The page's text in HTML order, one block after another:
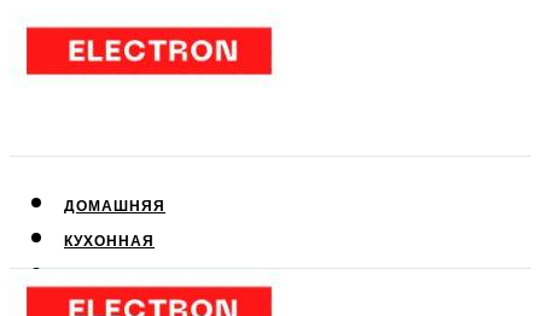
ДОМАШНЯЯ
КУХОННАЯ
КЛИМАТИЧЕСКАЯ